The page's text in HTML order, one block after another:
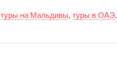
туры на Мальдивы, туры в ОАЭ.